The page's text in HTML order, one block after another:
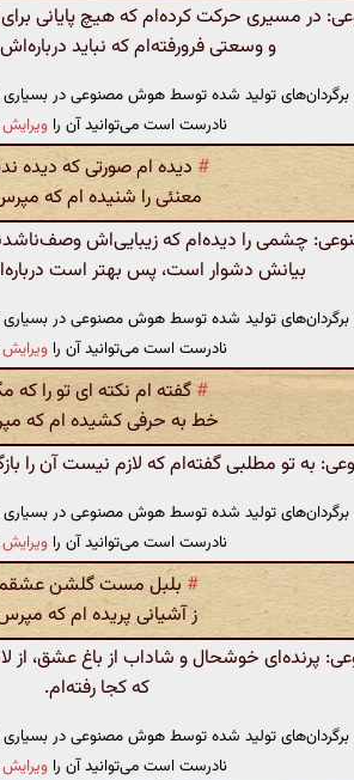
در مسیری حرکت کرده‌ام که هیچ پایانی برای
و وسعتی فرورفته‌ام که نباید
برگردان‌های تولید شده توسط هوش مصنوعی در بسیاری
نادرست است می‌توانید آن را ویرایش
# دیده ام صورتی که دیده
معنئی را شنیده ام که
چشمی را دیده‌ام که زیبایی‌اش
بیانش دشوار است، پس بهتر است
برگردان‌های تولید شده توسط هوش مصنوعی در بسیاری
نادرست است می‌توانید آن را ویرایش
#گفته ام نکته ای تو را که
خط به حرفی کشیده ام که
به تو مطلبی گفته‌ام که لازم نیست آن را
برگردان‌های تولید شده توسط هوش مصنوعی در بسیاری
نادرست است می‌توانید آن را ویرایش
#بلبل مست گلشن
ز آشیانی پریده ام که
پرنده‌ای خوشحال و شاداب از باغ عشق، از
که کجا رفته‌ام.
برگردان‌های تولید شده توسط هوش مصنوعی در بسیاری
نادرست است می‌توانید آن را ویرایش